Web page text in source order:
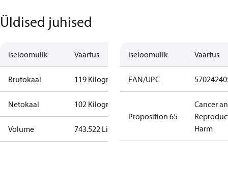
Üldised juhised
Iseloomulik Väärtus
Brutokaal 119 Kilogram
Netokaal 102 Kilogram
Volume 743.522 Liter
Iseloomulik Väärtus
EAN/UPC
Proposition 65
Cancer
Harm